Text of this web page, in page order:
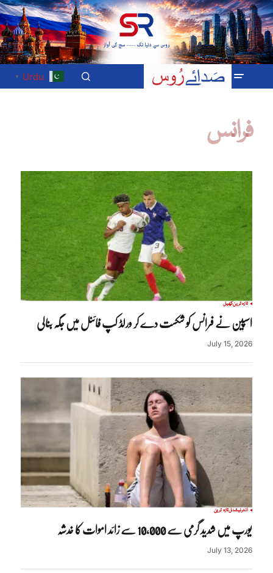
Urdu
▼
فرانس
تازہ ترینکھیل
اسپین نے فرانس کو شکست دے کر ورلڈ کپ فائنل میں جگہ بنالی
July 15, 2026
انٹرنیشنلتازہ ترین
یورپ میں شدید گرمی سے 10,000 سے زائد اموات کا خدشہ
July 13, 2026